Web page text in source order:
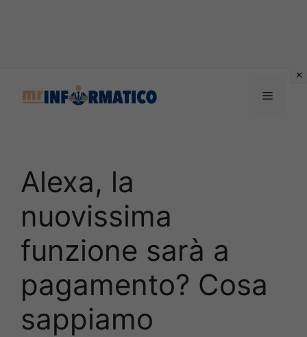
Menu
Alexa, la
nuovissima
funzione sarà a
pagamento? Cosa
sappiamo